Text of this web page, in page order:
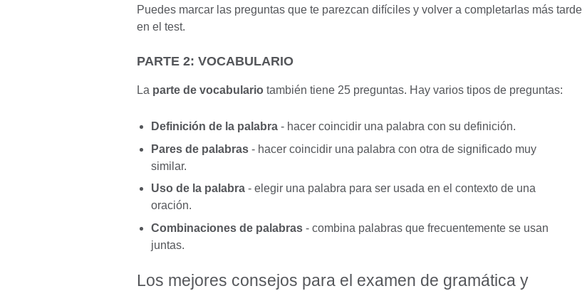
Puedes marcar las preguntas que te parezcan difíciles y volver a completarlas más tarde
en el test.
PARTE 2: VOCABULARIO
La parte de vocabulario también tiene 25 preguntas. Hay varios tipos de preguntas:
Definición de la palabra - hacer coincidir una palabra con su definición.
Pares de palabras - hacer coincidir una palabra con otra de significado muy
similar.
Uso de la palabra - elegir una palabra para ser usada en el contexto de una
oración.
Combinaciones de palabras - combina palabras que frecuentemente se usan
juntas.
Los mejores consejos para el examen de gramática y